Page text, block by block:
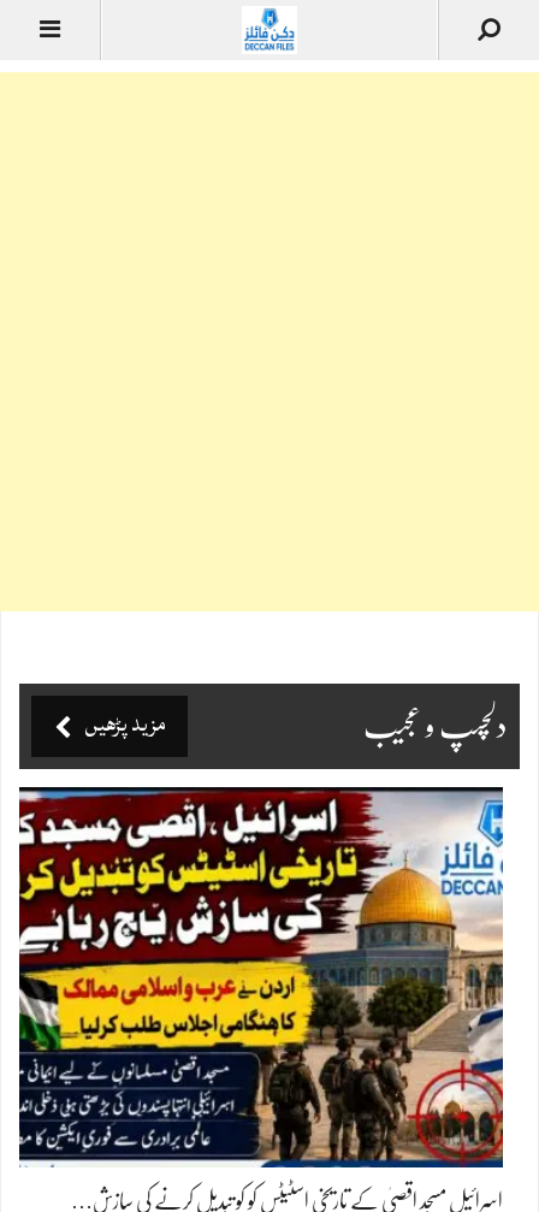
دلچسپ و عجیب مزید پڑھیں
اسرائیل مسجد اقصیٰ کے تاریخی اسٹیٹس کو کو تبدیل کرنے کی سازش…